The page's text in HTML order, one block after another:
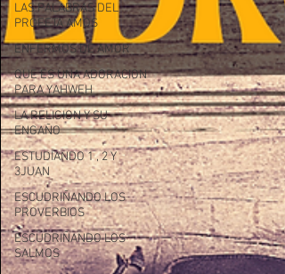
LAS PALABRAS DEL
PROFETA AMOS
ENFERMOS DE AMOR
QUE ES UNA ADORACION
PARA YAHWEH
LA RELIGION Y SU
ENGAÑO
ESTUDIANDO 1 , 2 Y
3JUAN
ESCUDRIÑANDO LOS
PROVERBIOS
ESCUDRIÑANDO LOS
SALMOS